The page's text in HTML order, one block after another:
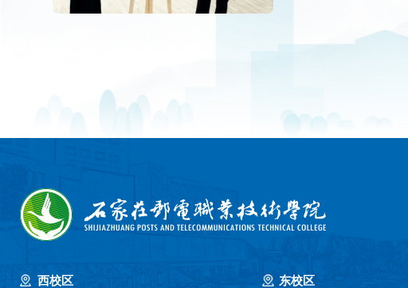
西校区 东校区